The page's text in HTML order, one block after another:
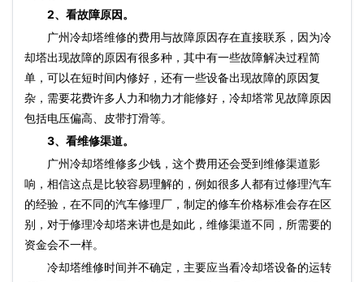
2、看故障原因。
广州冷却塔维修的费用与故障原因存在直接联系，因为冷
却塔出现故障的原因有很多种，其中有一些故障解决过程简
单，可以在短时间内修好，还有一些设备出现故障的原因复
杂，需要花费许多人力和物力才能修好，冷却塔常见故障原因
包括电压偏高、皮带打滑等。
3、看维修渠道。
广州冷却塔维修多少钱，这个费用还会受到维修渠道影
响，相信这点是比较容易理解的，例如很多人都有过修理汽车
的经验，在不同的汽车修理厂，制定的修车价格标准会存在区
别，对于修理冷却塔来讲也是如此，维修渠道不同，所需要的
资金会不一样。
冷却塔维修时间并不确定，主要应当看冷却塔设备的运转